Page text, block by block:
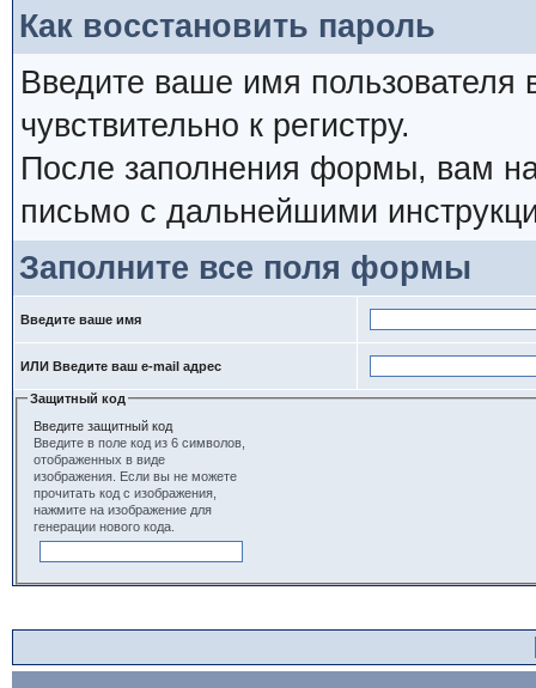
Как восстановить пароль
Введите ваше имя
чувствительно к регистру.
После заполнения формы, вам на
письмо с дальнейшими
Заполните все поля формы
Введите ваше имя
ИЛИ Введите ваш e-mail адрес
Защитный код
Введите защитный код
Введите в поле код из 6 символов,
отображенных в виде
изображения. Если вы не можете
прочитать код с изображения,
нажмите на изображение для
генерации нового кода.